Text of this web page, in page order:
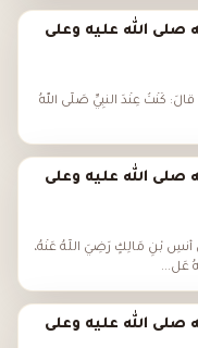
صلى الله عليه وعلى
كُنْتُ عِنْدَ النَّبِيِّ صَلَّى اللهُ
صلى الله عليه وعلى
أَنَسِ بْنِ مَالِكٍ رَضِيَ اللَّهُ عَنْهُ،
عَل...
صلى الله عليه وعلى